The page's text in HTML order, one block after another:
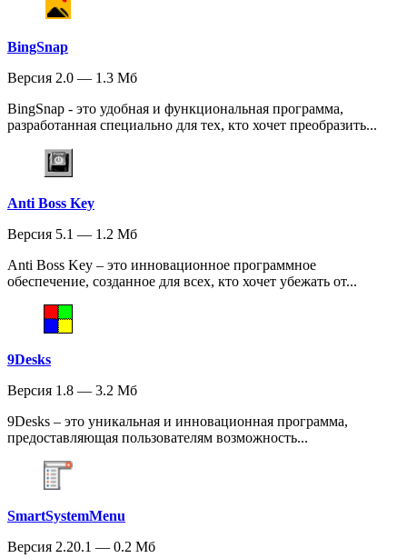
BingSnap
Версия 2.0 — 1.3 Мб
BingSnap - это удобная и функциональная программа,
разработанная специально для тех, кто хочет преобразить...
Anti Boss Key
Версия 5.1 — 1.2 Мб
Anti Boss Key – это инновационное программное
обеспечение, созданное для всех, кто хочет убежать от...
9Desks
Версия 1.8 — 3.2 Мб
9Desks – это уникальная и инновационная программа,
предоставляющая пользователям возможность...
SmartSystemMenu
Версия 2.20.1 — 0.2 Мб